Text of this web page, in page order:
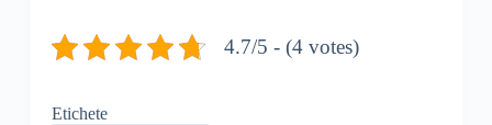
4.7/5 - (4 votes)
Etichete